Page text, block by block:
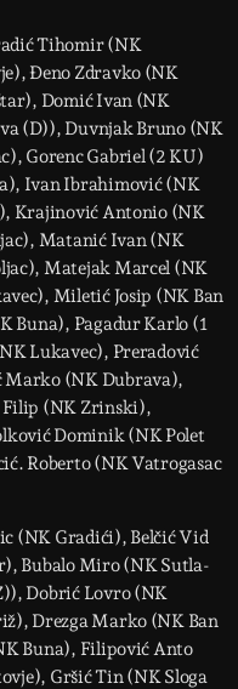
Tihomir (NK
Đeno Zdravko (NK
Domić Ivan (NK
(D)), Duvnjak Bruno (NK
Gorenc Gabriel (2 KU)
Ivan Ibrahimović (NK
Krajinović Antonio (NK
Matanić Ivan (NK
Matejak Marcel (NK
Miletić Josip (NK Ban
Buna), Pagadur Karlo (1
Lukavec), Preradović
Marko (NK Dubrava),
Filip (NK Zrinski),
Dominik (NK Polet
Roberto (NK Vatrogasac
(NK Gradići), Belčić Vid
Bubalo Miro (NK Sutla-
Dobrić Lovro (NK
Drezga Marko (NK Ban
Buna), Filipović Anto
Gršić Tin (NK Sloga